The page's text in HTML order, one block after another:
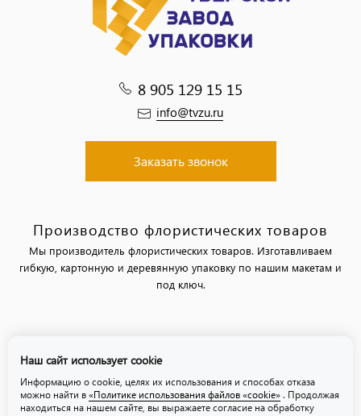
8 905 129 15 15
info@tvzu.ru
Заказать звонок
Производство флористических товаров
Мы производитель флористических товаров. Изготавливаем
гибкую, картонную и деревянную упаковку по нашим макетам и
под ключ.
Политика использования файлов «cookie»
Наш сайт использует cookie
Информацию о cookie, целях их использования и способах отказа
можно найти в «Политике использования файлов «cookie» . Продолжая
находиться на нашем сайте, вы выражаете согласие на обработку